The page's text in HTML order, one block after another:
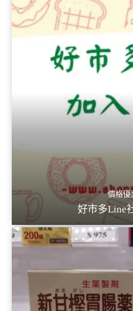
價格優
好市多Line